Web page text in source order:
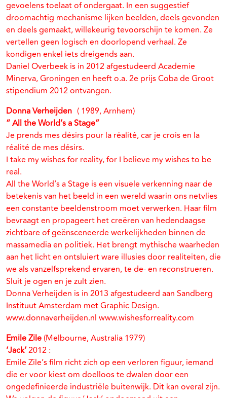
gevoelens toelaat of ondergaat. In een suggestief
droomachtig mechanisme lijken beelden, deels gevonden
en deels gemaakt, willekeurig tevoorschijn te komen. Ze
vertellen geen logisch en doorlopend verhaal. Ze
kondigen enkel iets dreigends aan.
Daniel Overbeek is in 2012 afgestudeerd Academie
Minerva, Groningen en heeft o.a. 2e prijs Coba de Groot
stipendium 2012 ontvangen.
Donna Verheijden ( 1989, Arnhem)
“ All the World’s a Stage”
Je prends mes désirs pour la réalité, car je crois en la
réalité de mes désirs.
I take my wishes for reality, for I believe my wishes to be
real.
All the World’s a Stage is een visuele verkenning naar de
betekenis van het beeld in een wereld waarin ons netvlies
een constante beeldenstroom moet verwerken. Haar film
bevraagt en propageert het creëren van hedendaagse
zichtbare of geënsceneerde werkelijkheden binnen de
massamedia en politiek. Het brengt mythische waarheden
aan het licht en ontsluiert ware illusies door realiteiten, die
we als vanzelfsprekend ervaren, te de- en reconstrueren.
Sluit je ogen en je zult zien.
Donna Verheijden is in 2013 afgestudeerd aan Sandberg
Instituut Amsterdam met Graphic Design.
www.donnaverheijden.nl www.wishesforreality.com
Emile Zile (Melbourne, Australia 1979)
‘Jack’2012 :
Emile Zile’s film richt zich op een verloren figuur, iemand
die er voor kiest om doelloos te dwalen door een
ongedefinieerde industriële buitenwijk. Dit kan overal zijn.